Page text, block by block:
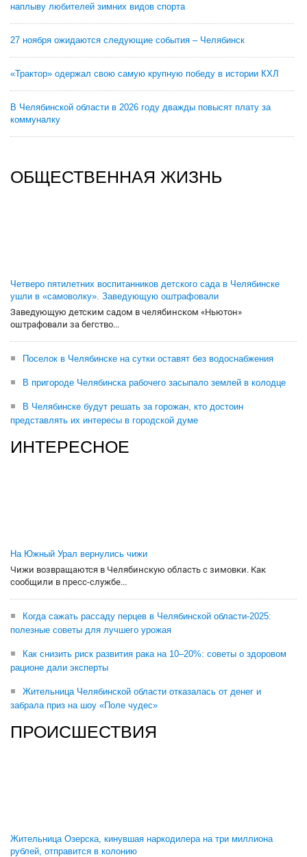
наплыву любителей зимних видов спорта
27 ноября ожидаются следующие события – Челябинск
«Трактор» одержал свою самую крупную победу в истории КХЛ
В Челябинской области в 2026 году дважды повысят плату за
коммуналку
ОБЩЕСТВЕННАЯ ЖИЗНЬ
Четверо пятилетних воспитанников детского сада в Челябинске
ушли в «самоволку». Заведующую оштрафовали
Заведующую детским садом в челябинском «Ньютон»
оштрафовали за бегство...
Поселок в Челябинске на сутки оставят без водоснабжения
В пригороде Челябинска рабочего засыпало землей в колодце
В Челябинске будут решать за горожан, кто достоин
представлять их интересы в городской думе
ИНТЕРЕСНОЕ
На Южный Урал вернулись чижи
Чижи возвращаются в Челябинскую область с зимовки. Как
сообщили в пресс-службе...
Когда сажать рассаду перцев в Челябинской области-2025:
полезные советы для лучшего урожая
Как снизить риск развития рака на 10–20%: советы о здоровом
рационе дали эксперты
Жительница Челябинской области отказалась от денег и
забрала приз на шоу «Поле чудес»
ПРОИСШЕСТВИЯ
Жительница Озерска, кинувшая наркодилера на три миллиона
рублей, отправится в колонию